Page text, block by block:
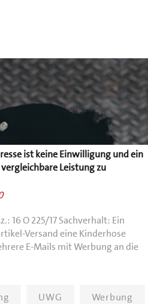
ist keine Einwilligung und ein
Leistung zu
16 O 225/17 Sachverhalt: Ein
Versand eine Kinderhose
E-Mails mit Werbung an die
UWG Werbung